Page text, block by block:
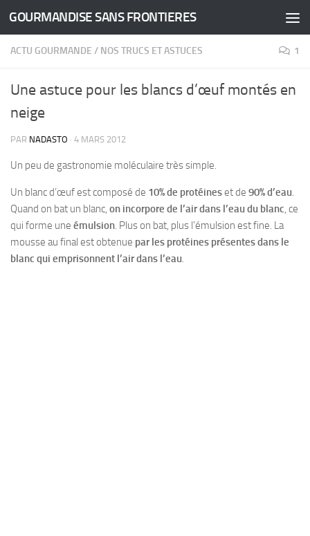
Skip to content
GOURMANDISE SANS FRONTIERES
ACTU GOURMANDE / NOS TRUCS ET ASTUCES 1
Une astuce pour les blancs d’œuf montés en
neige
PAR NADASTO · 4 MARS 2012
Un peu de gastronomie moléculaire très simple.
Un blanc d’œuf est composé de 10% de protéineset de 90% d’eau.
Quand on bat un blanc, on incorpore de l’air dans l’eau du blanc, ce
qui forme une émulsion. Plus on bat, plus l’émulsion est fine. La
mousse au final est obtenue par les protéines présentes dans le
blanc qui emprisonnent l’air dans l’eau.